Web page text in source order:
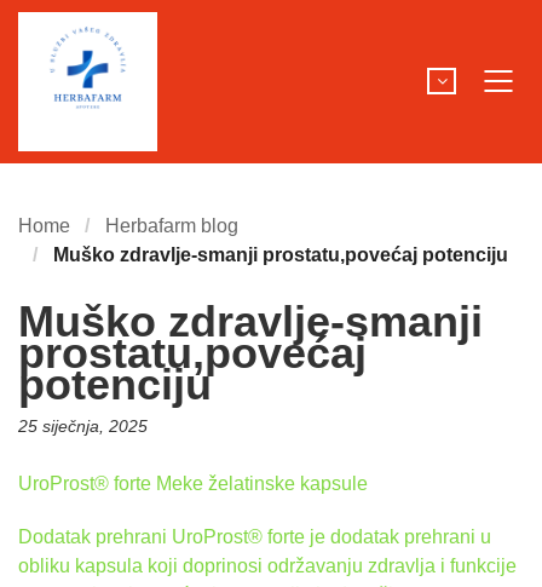
Home
Herbafarm blog
Muško zdravlje-smanji prostatu,povećaj potenciju
Muško zdravlje-smanji
prostatu,povećaj
potenciju
Posted
25 siječnja, 2025
UroProst® forte Meke želatinske kapsule
Dodatak prehrani UroProst® forte je dodatak prehrani u
obliku kapsula koji doprinosi održavanju zdravlja i funkcije